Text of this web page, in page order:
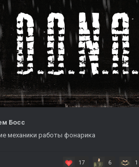
Босс
механики работы фонарика
17 6 1